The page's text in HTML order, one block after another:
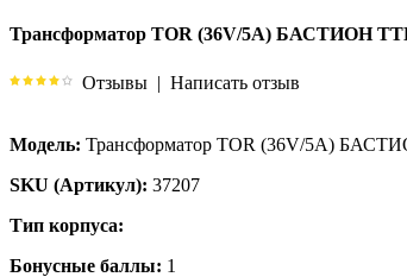
Трансформатор TOR (36V/5A) БАСТИОН
Отзывы | Написать отзыв
Модель: Трансформатор TOR (36V/5A)
SKU (Артикул): 37207
Тип корпуса:
Бонусные баллы: 1